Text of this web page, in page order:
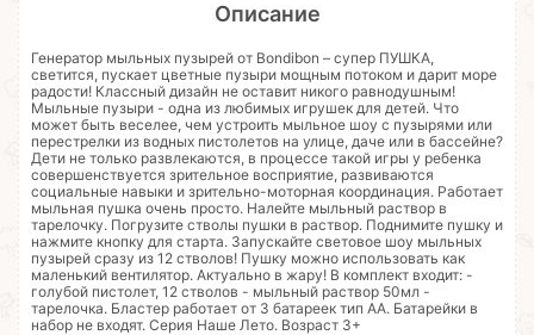
Описание
Генератор мыльных пузырей от Bondibon – супер ПУШКА,
светится, пускает цветные пузыри мощным потоком и дарит море
радости! Классный дизайн не оставит никого равнодушным!
Мыльные пузыри - одна из любимых игрушек для детей. Что
может быть веселее, чем устроить мыльное шоу с пузырями или
перестрелки из водных пистолетов на улице, даче или в бассейне?
Дети не только развлекаются, в процессе такой игры у ребенка
совершенствуется зрительное восприятие, развиваются
социальные навыки и зрительно-моторная координация. Работает
мыльная пушка очень просто. Налейте мыльный раствор в
тарелочку. Погрузите стволы пушки в раствор. Поднимите пушку и
нажмите кнопку для старта. Запускайте световое шоу мыльных
пузырей сразу из 12 стволов! Пушку можно использовать как
маленький вентилятор. Актуально в жару! В комплект входит: -
голубой пистолет, 12 стволов - мыльный раствор 50мл -
тарелочка. Бластер работает от 3 батареек тип АА. Батарейки в
набор не входят. Серия Наше Лето. Возраст 3+